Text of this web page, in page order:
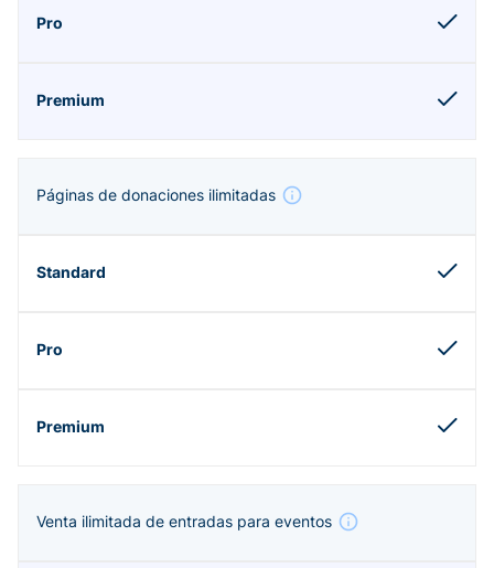
Páginas de donaciones ilimitadas
Venta ilimitada de entradas para eventos